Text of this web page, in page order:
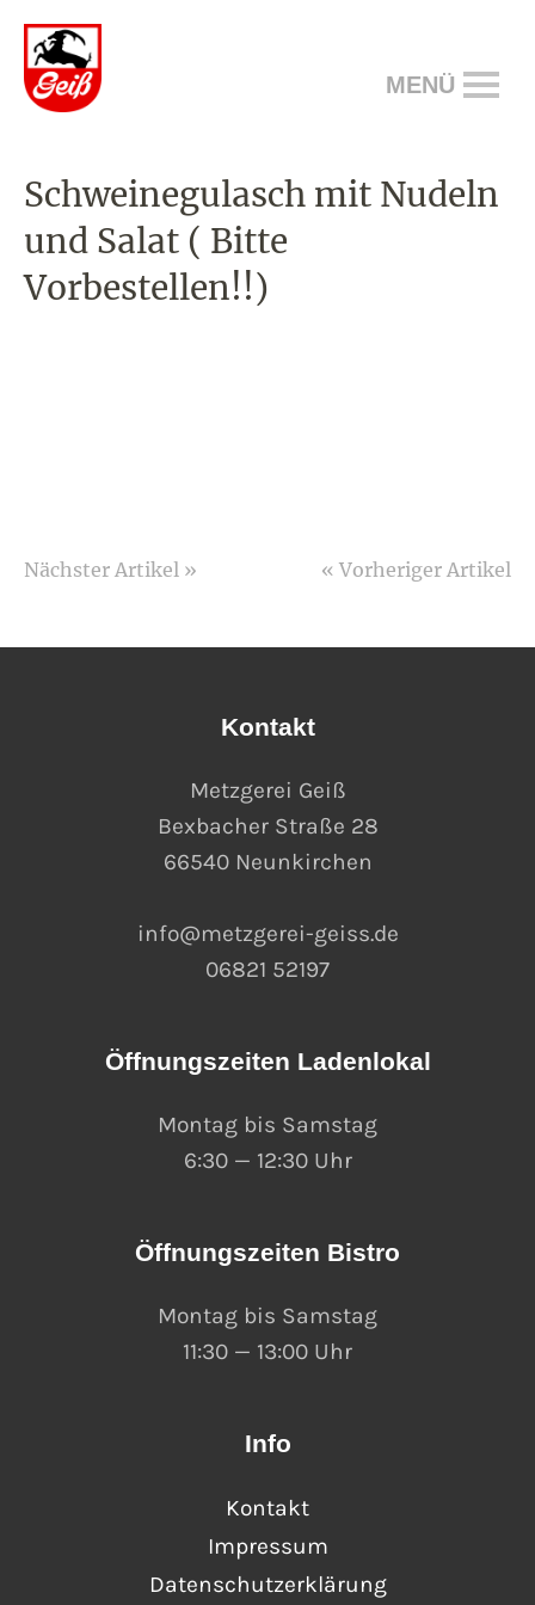
MENÜ
Schweinegulasch mit Nudeln
und Salat ( Bitte
Vorbestellen!!)
Nächster Artikel » « Vorheriger Artikel
Kontakt
Metzgerei Geiß
Bexbacher Straße 28
66540 Neunkirchen
info@metzgerei-geiss.de
06821 52197
Öffnungszeiten Ladenlokal
Montag bis Samstag
6:30 — 12:30 Uhr
Öffnungszeiten Bistro
Montag bis Samstag
11:30 — 13:00 Uhr
Info
Kontakt
Impressum
Datenschutzerklärung